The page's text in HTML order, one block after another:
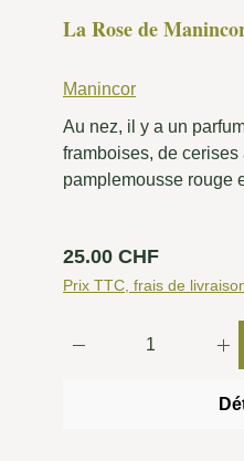
expressions majeures
La Rose de
Manincor
Au nez, il y a un
framboises, de
pamplemousse rouge
surprend par sa
imprégnée de tanins
Prix régulier :
25.00 CHF
Prix TTC, frais de
Quantité de